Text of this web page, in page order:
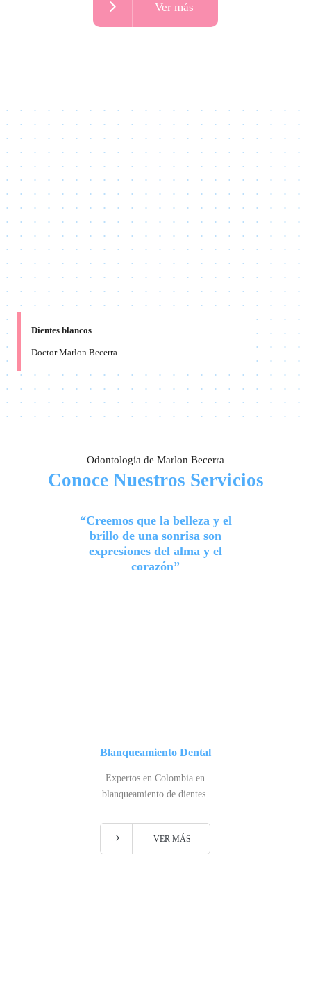
Ver más
Dientes blancos
Doctor Marlon Becerra
Odontología de Marlon Becerra
Conoce Nuestros Servicios
“Creemos que la belleza y el
brillo de una sonrisa son
expresiones del alma y el
corazón”
Blanqueamiento Dental
Expertos en Colombia en
blanqueamiento de dientes.
VER MÁS